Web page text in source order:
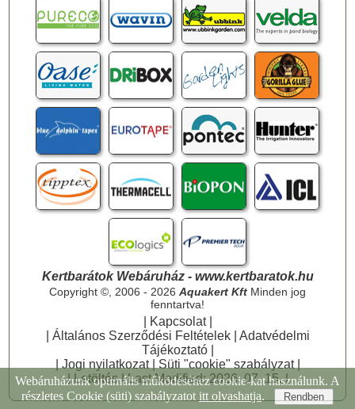
Webáruházunk optimális működéséhez cookie-kat használunk. A
részletes Cookie (süti) szabályzatot itt olvashatja.
Kertbarátok Webáruház - www.kertbaratok.hu
Copyright ©, 2006 - 2026 Aquakert Kft Minden jog
fenntartva!
Kapcsolat|
Általános Szerződési Feltételek| Adatvédelmi
Tájékoztató|
Jogi nyilatkozat| Süti "cookie" szabályzat|
|Letöltés| Last Modified: 2026. 07. 15. |